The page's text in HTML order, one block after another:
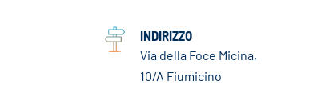
INDIRIZZO
Via della Foce Micina,
10/A Fiumicino